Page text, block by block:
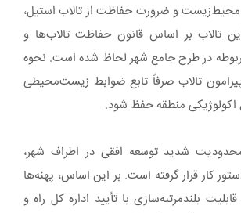
محیط‌زیست و ضرورت حفاظت از تالاب استیل،
تالاب بر اساس قانون حفاظت تالاب‌ها و
در طرح جامع شهر لحاظ شده است. نحوه
تالاب صرفاً تابع ضوابط زیست‌محیطی
اکولوژیکی منطقه حفظ شود.
شدید توسعه افقی در اطراف شهر،
کار قرار گرفته است. بر این اساس، پهنه‌ها
بلندمرتبه‌سازی با تأیید اداره کل راه و